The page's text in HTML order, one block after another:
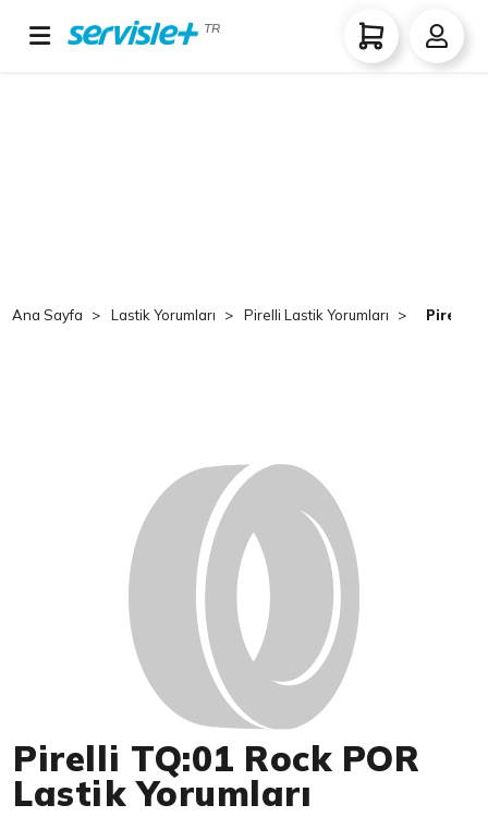
TR
Ana Sayfa Lastik Yorumları Pirelli Lastik Yorumları Pirelli
Pirelli TQ:01 Rock POR
Lastik Yorumları